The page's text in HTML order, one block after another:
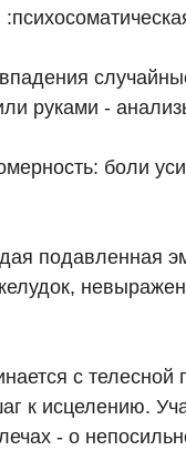
руками -
боли
подавленная
с телесной
к исцелению.
- о